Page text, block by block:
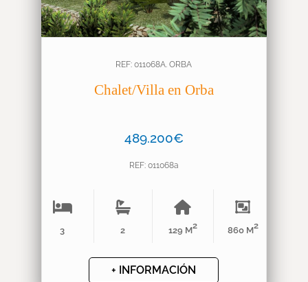
REF: 011068A. ORBA
Chalet/Villa en Orba
489.200€
REF: 011068a
3 2 129 M2 860 M2
+ INFORMACIÓN